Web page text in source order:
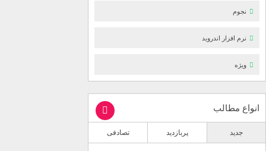
نجوم
نرم افزار اندروید
ویژه
انواع مطالب
جدید پربازدید تصادفی